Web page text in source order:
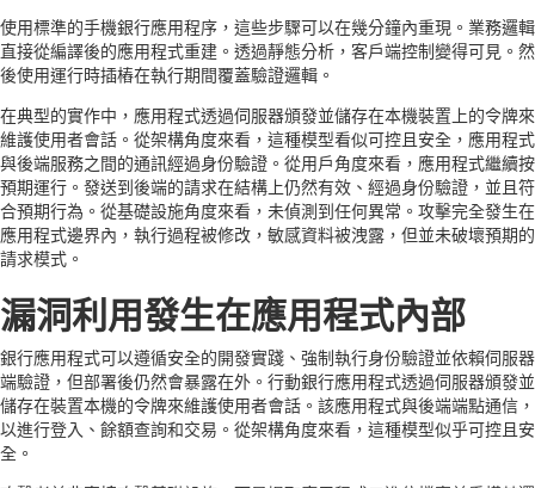
使用標準的手機銀行應用程序，這些步驟可以在幾分鐘內重現。業務邏輯
直接從編譯後的應用程式重建。透過靜態分析，客戶端控制變得可見。然
後使用運行時插樁在執行期間覆蓋驗證邏輯。
在典型的實作中，應用程式透過伺服器頒發並儲存在本機裝置上的令牌來
維護使用者會話。從架構角度來看，這種模型看似可控且安全，應用程式
與後端服務之間的通訊經過身份驗證。從用戶角度來看，應用程式繼續按
預期運行。發送到後端的請求在結構上仍然有效、經過身份驗證，並且符
合預期行為。從基礎設施角度來看，未偵測到任何異常。攻擊完全發生在
應用程式邊界內，執行過程被修改，敏感資料被洩露，但並未破壞預期的
請求模式。
漏洞利用發生在應用程式內部
銀行應用程式可以遵循安全的開發實踐、強制執行身份驗證並依賴伺服器
端驗證，但部署後仍然會暴露在外。行動銀行應用程式透過伺服器頒發並
儲存在裝置本機的令牌來維護使用者會話。該應用程式與後端端點通信，
以進行登入、餘額查詢和交易。從架構角度來看，這種模型似乎可控且安
全。